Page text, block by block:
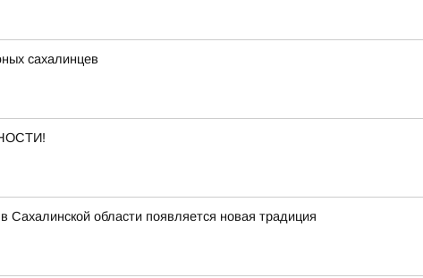
сахалинцев
Сахалинской области появляется новая традиция